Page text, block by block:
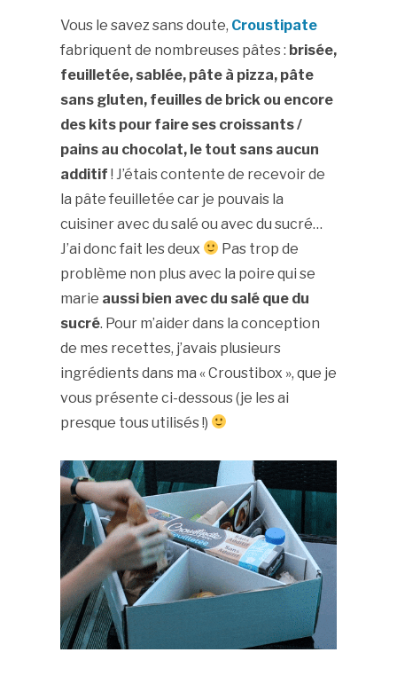
Vous le savez sans doute, Croustipate
fabriquent de nombreuses pâtes : brisée,
feuilletée, sablée, pâte à pizza, pâte
sans gluten, feuilles de brick ou encore
des kits pour faire ses croissants /
pains au chocolat, le tout sans aucun
additif ! J’étais contente de recevoir de
la pâte feuilletée car je pouvais la
cuisiner avec du salé ou avec du sucré…
J’ai donc fait les deux
Pas trop de
problème non plus avec la poire qui se
marie aussi bien avec du salé que du
sucré. Pour m’aider dans la conception
de mes recettes, j’avais plusieurs
ingrédients dans ma « Croustibox », que je
vous présente ci-dessous (je les ai
presque tous utilisés !)